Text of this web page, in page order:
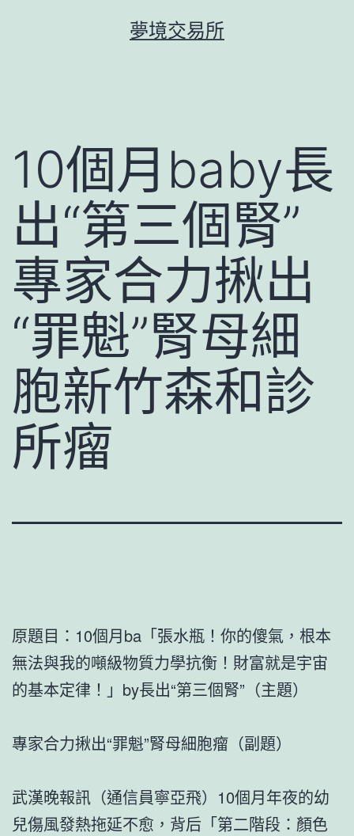
夢境交易所
10個月baby長
出“第三個腎”
專家合力揪出
“罪魁”腎母細
胞新竹森和診
所瘤
原題目：10個月ba「張水瓶！你的傻氣，根本
無法與我的噸級物質力學抗衡！財富就是宇宙
的基本定律！」by長出“第三個腎”（主題）
專家合力揪出“罪魁”腎母細胞瘤（副題）
武漢晚報訊（通信員寧亞飛）10個月年夜的幼
兒傷風發熱拖延不愈，背后「第二階段：顏色